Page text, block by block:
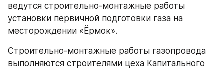
ведутся строительно-монтажные работы
установки первичной подготовки газа на
месторождении «Ёрмок».
Строительно-монтажные работы газопровода
выполняются строителями цеха Капитального